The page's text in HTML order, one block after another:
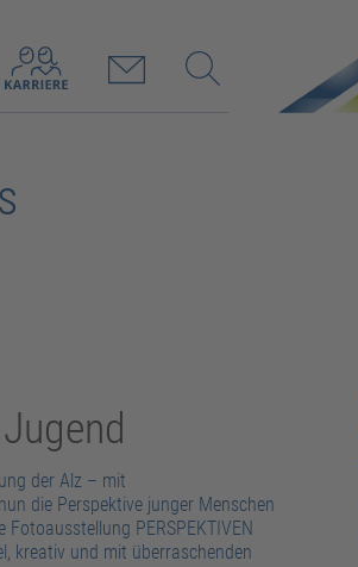
der Alz – mit
die Perspektive junger Menschen
PERSPEKTIVEN
kreativ und mit überraschenden